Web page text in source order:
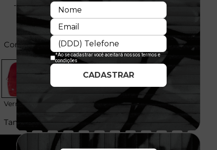
- Composição: 100% Poliéster
Cores:
Vermelho
Tamanhos:
U